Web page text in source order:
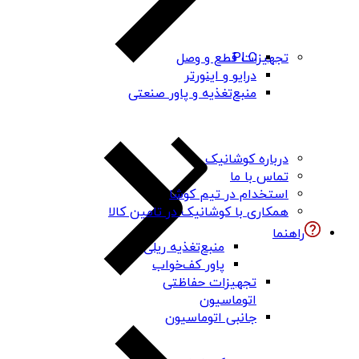
PLC
درایو و اینورتر
منبع‌تغذیه و پاور صنعتی
منبع‌تغذیه ریلی
پاور کف‌خواب
تجهیزات حفاظتی
اتوماسیون
جانبی اتوماسیون
تجهیزات قطع و وصل
درباره کوشانیک
تماس با ما
استخدام در تیم کوشا
همکاری با کوشانیک در تامین کالا
راهنما